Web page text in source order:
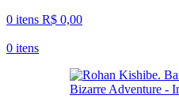
0 itens R$ 0,00
0 itens